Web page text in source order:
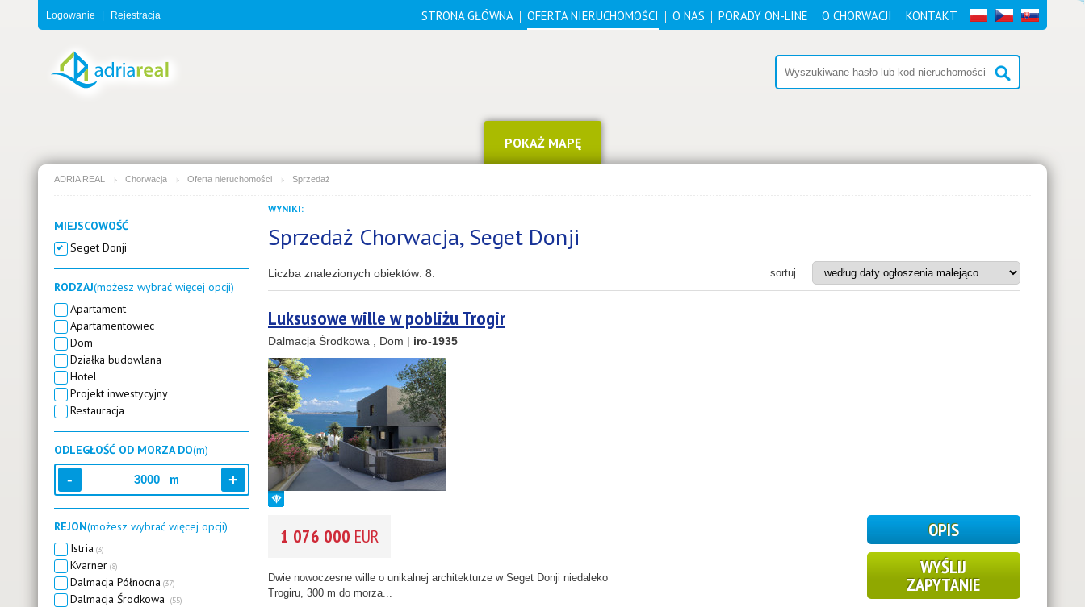
8
2
3
2
Logowanie | Rejestracja STRONA GŁÓWNA OFERTA NIERUCHOMOŚCI O NAS PORADY ON-LINE O CHORWACJI KONTAKT
POKAŻ MAPĘ
ADRIA REAL Chorwacja Oferta nieruchomości Sprzedaż
MIEJSCOWOŚĆ
Seget Donji
RODZAJ(możesz wybrać więcej opcji)
Apartament
Apartamentowiec
Dom
Działka budowlana
Hotel
Projekt inwestycyjny
Restauracja
ODLEGŁOŚĆ OD MORZA DO(m)
m
REJON(możesz wybrać więcej opcji)
Istria (3)
Kvarner (8)
Dalmacja Północna (37)
Dalmacja Środkowa (55)
WYNIKI:
Sprzedaż Chorwacja, Seget Donji
Liczba znalezionych obiektów: 8 sortuj
Luksusowe wille w pobliżu Trogir
Dalmacja Środkowa , Dom | iro-1935
1 076 000 EUR
Dwie nowoczesne wille o unikalnej architekturze w Seget Donji niedaleko
Trogiru, 300 m do morza...
OPIS
WYŚLIJ
ZAPYTANIE